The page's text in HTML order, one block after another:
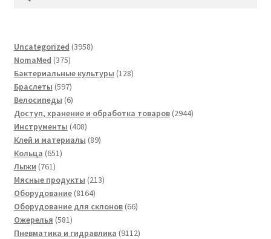
Uncategorized 39583958
NomaMed 375375
товаров
Бактериальные культуры 128128
Браслеты 597597
товаров
Велосипеды 66
товаров
Доступ, хранение и обработка товаров 29442944
Инструменты 408408
товаров
Клей и материалы 8989
Кольца 651651
Лыжи 761761
товар
Мясные продукты 213213
Оборудование 81648164
товара
Оборудование для склонов 6666
Ожерелья 581581
товар
Пневматика и гидравлика 91129112